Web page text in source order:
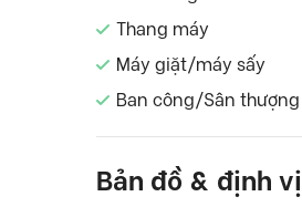
Thang máy
Máy giặt/máy sấy
Ban công/Sân thượng
Bản đồ & định vị